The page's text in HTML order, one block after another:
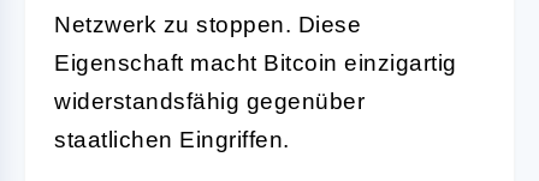
Netzwerk zu stoppen. Diese
Eigenschaft macht Bitcoin einzigartig
widerstandsfähig gegenüber
staatlichen Eingriffen.